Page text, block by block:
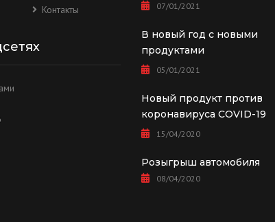
Контакты 07/01/2021
В новый год с новыми
продуктами
05/01/2021
Новый продукт против
коронавируса COVID-19
15/04/2020
Розыгрыш автомобиля
08/04/2020